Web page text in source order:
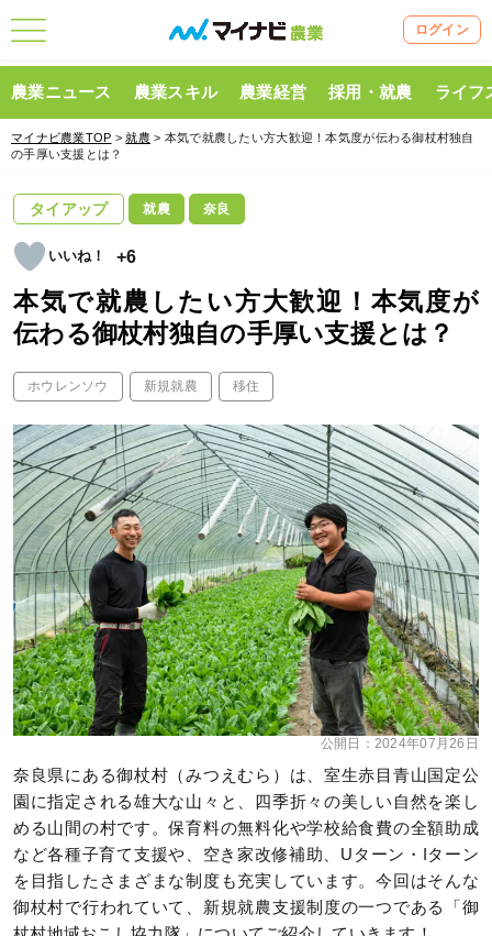
ログイン
農業ニュース 農業スキル 農業経営 採用・就農 ライフ
マイナビ農業TOP >就農 > 本気で就農したい方大歓迎！本気度が伝わる御杖村独自
の手厚い支援とは？
タイアップ 就農 奈良
+6
本気で就農したい方大歓迎！本気度が
伝わる御杖村独自の手厚い支援とは？
ホウレンソウ 新規就農 移住
公開日： 2024年07月26日
奈良県にある御杖村（みつえむら）は、室生赤目青山国定公
園に指定される雄大な山々と、四季折々の美しい自然を楽し
める山間の村です。保育料の無料化や学校給食費の全額助成
など各種子育て支援や、空き家改修補助、Uターン・Iターン
を目指したさまざまな制度も充実しています。今回はそんな
御杖村で行われていて、新規就農支援制度の一つである「御